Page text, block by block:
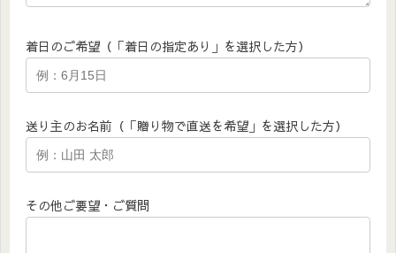
着日のご希望（「着日の指定あり」を選択した方）
送り主のお名前（「贈り物で直送を希望」を選択した方）
その他ご要望・ご質問